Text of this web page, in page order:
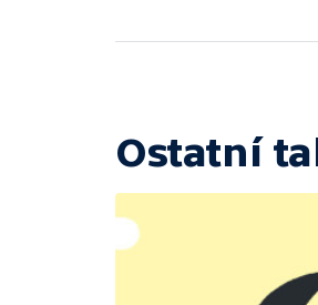
Ostatní